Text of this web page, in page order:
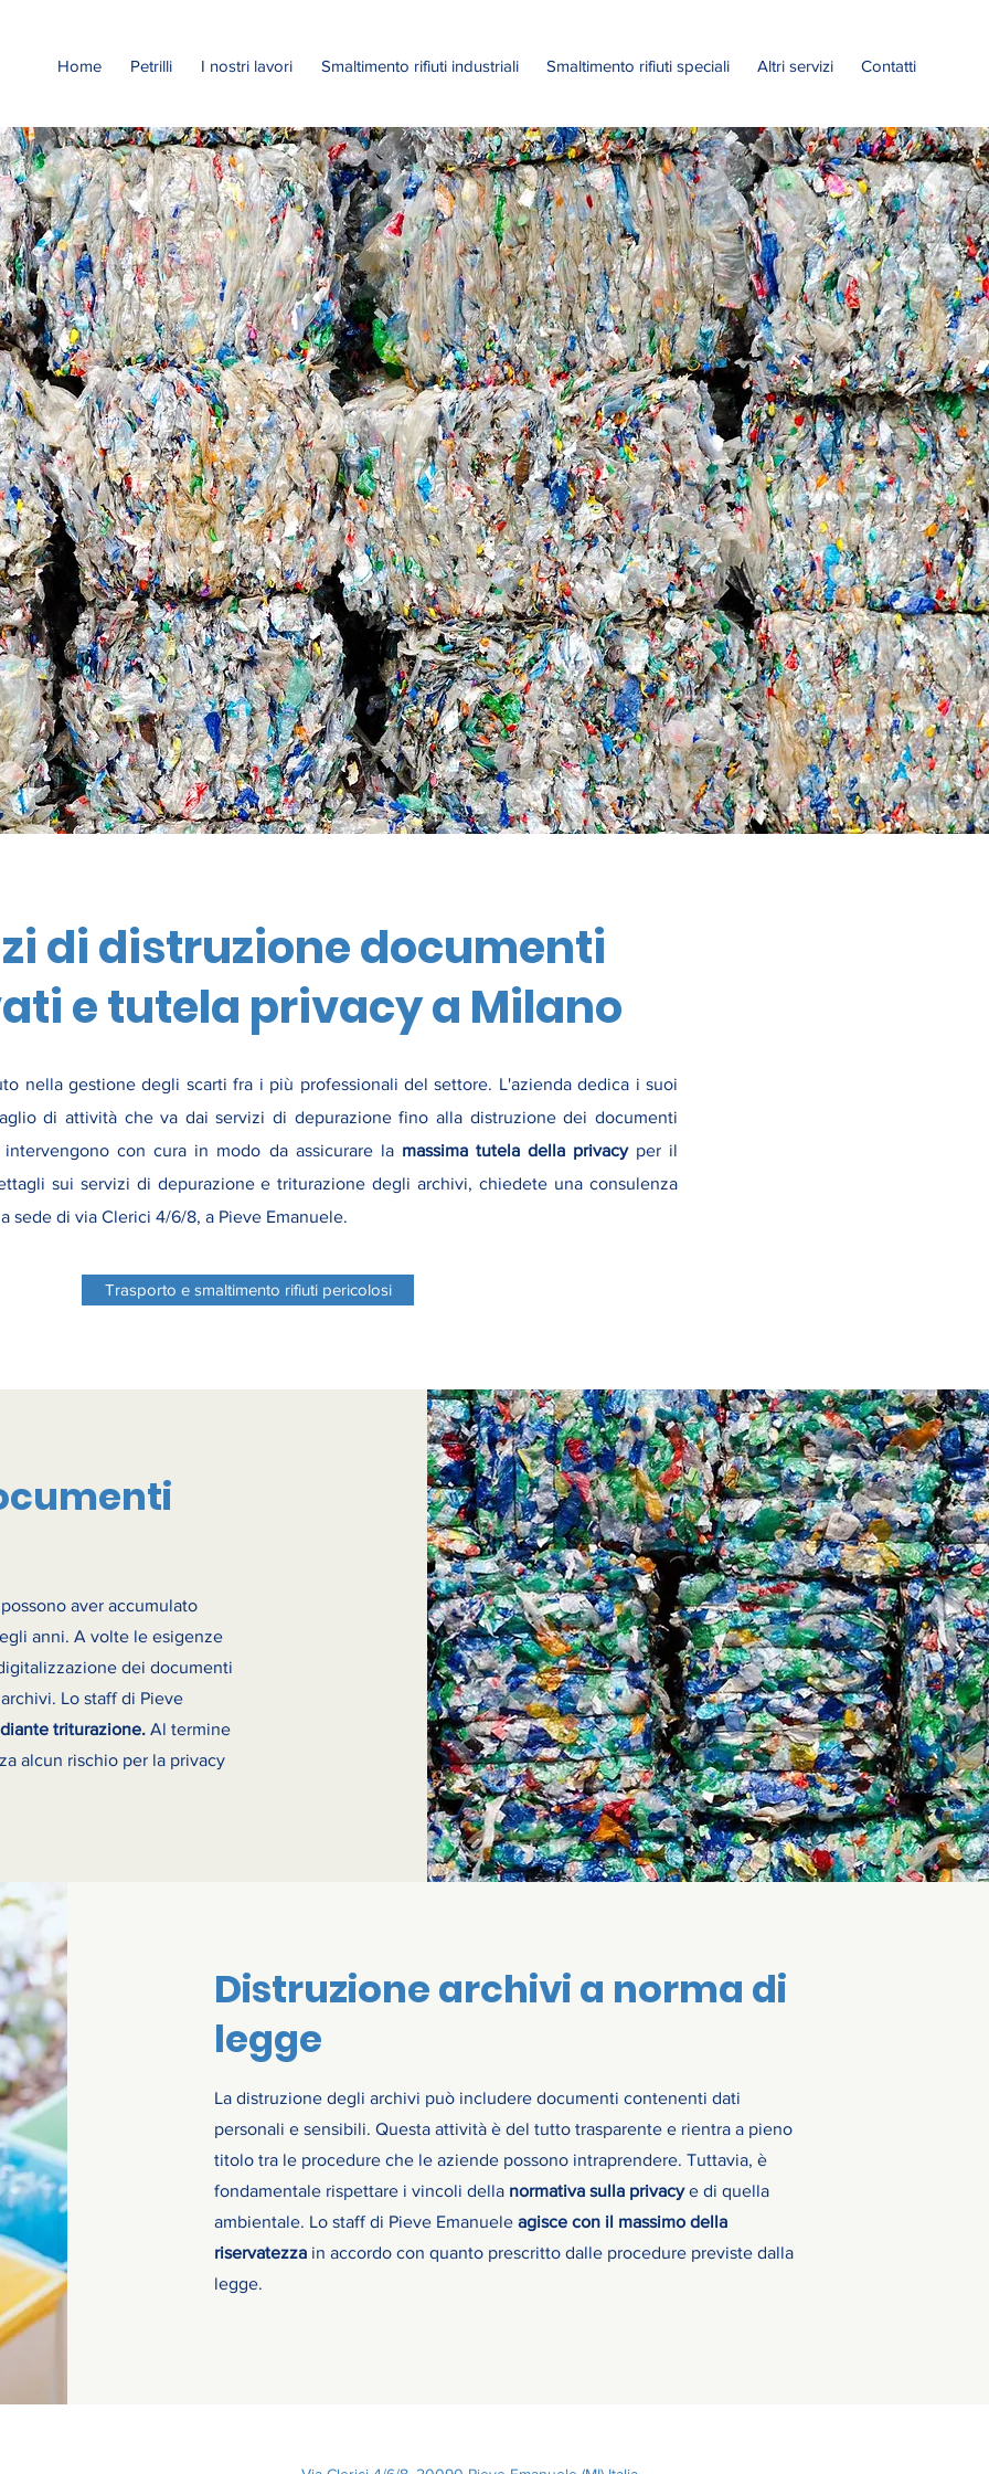
Home Petrilli I nostri lavori Smaltimento rifiuti industriali Smaltimento rifiuti speciali Altri servizi Contatti
di distruzione documenti
e tutela privacy a Milano
nella gestione degli scarti fra i più professionali del settore. L'azienda dedica i suoi
di attività che va dai servizi di depurazione fino alla distruzione dei documenti
con cura in modo da assicurare la massima tutela della privacy per il
sui servizi di depurazione e triturazione degli archivi, chiedete una consulenza
sede di via Clerici 4/6/8, a Pieve Emanuele.
Trasporto e smaltimento rifiuti pericolosi
aver accumulato
anni. A volte le esigenze
dei documenti
Lo staff di Pieve
triturazione. Al termine
alcun rischio per la privacy
Distruzione archivi a norma di
legge
La distruzione degli archivi può includere documenti contenenti dati
personali e sensibili. Questa attività è del tutto trasparente e rientra a pieno
titolo tra le procedure che le aziende possono intraprendere. Tuttavia, è
fondamentale rispettare i vincoli della normativa sulla privacye di quella
ambientale. Lo staff di Pieve Emanueleagisce con il massimo della
riservatezzain accordo con quanto prescritto dalle procedure previste dalla
legge.